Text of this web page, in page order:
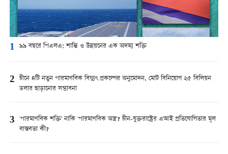
1 ৯৯ বছরে পিএলএ: শান্তি ও উন্নয়নের এক অদম্য শক্তি
2 চীনে ৪টি নতুন পারমাণবিক বিদ্যুৎ প্রকল্পের অনুমোদন, মোট বিনিয়োগ ২৫ বিলিয়ন
ডলার ছাড়ানোর সম্ভাবনা
3 'পারমাণবিক শক্তি' নাকি 'পারমাণবিক অস্ত্র'? চীন-যুক্তরাষ্ট্রের এআই প্রতিযোগিতার মূল
বাস্তবতা কী?